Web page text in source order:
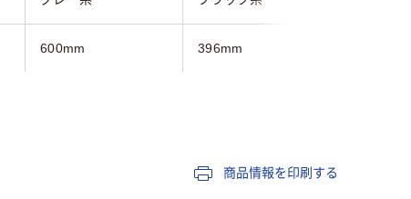
600mm 396mm
商品情報を印刷する